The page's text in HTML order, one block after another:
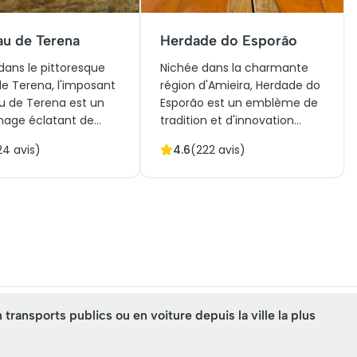
de Terena
le pittoresque
Terena, l'imposant
de Terena est un
éclatant de
Érigé au XIIIe
fascinant dans le
avis)
Herdade do Esporão
Nichée dans la charmante
région d'Amieira, Herdade do
Esporão est un emblème de
tradition et d'innovation
cette propriété historique est
incarne l'essence de
4.6(222 avis)
publics ou en voiture depuis la ville la plus